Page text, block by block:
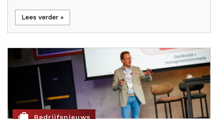
Lees verder »
Bedrijfsnieuws